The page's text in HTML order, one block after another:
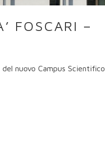
FOSCARI –
nuovo Campus Scientifico